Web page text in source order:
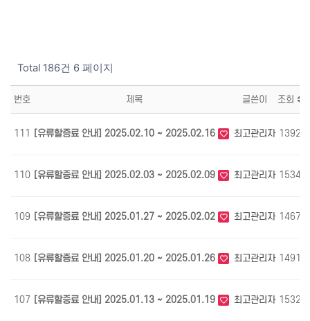
Total 186건 6 페이지
번호 제목 글쓴이 조회
111 [유류할증료 안내] 2025.02.10 ~ 2025.02.16 최고관리자 1392
110 [유류할증료 안내] 2025.02.03 ~ 2025.02.09 최고관리자 1534
109 [유류할증료 안내] 2025.01.27 ~ 2025.02.02 최고관리자 1467
108 [유류할증료 안내] 2025.01.20 ~ 2025.01.26 최고관리자 1491
107 [유류할증료 안내] 2025.01.13 ~ 2025.01.19 최고관리자 1532